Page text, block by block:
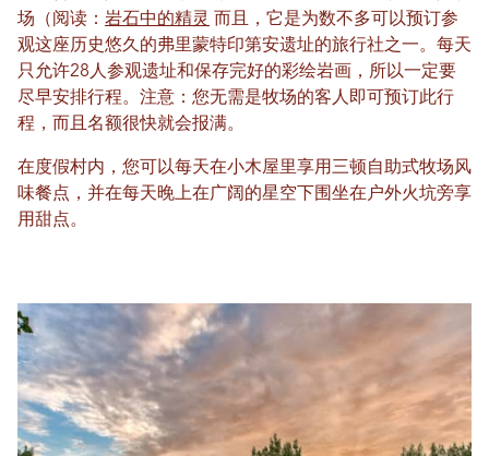
场（阅读： 岩石中的精灵 而且，它是为数不多可以预订参
观这座历史悠久的弗里蒙特印第安遗址的旅行社之一。每天
只允许28人参观遗址和保存完好的彩绘岩画，所以一定要
尽早安排行程。注意：您无需是牧场的客人即可预订此行
程，而且名额很快就会报满。
在度假村内，您可以每天在小木屋里享用三顿自助式牧场风
味餐点，并在每天晚上在广阔的星空下围坐在户外火坑旁享
用甜点。